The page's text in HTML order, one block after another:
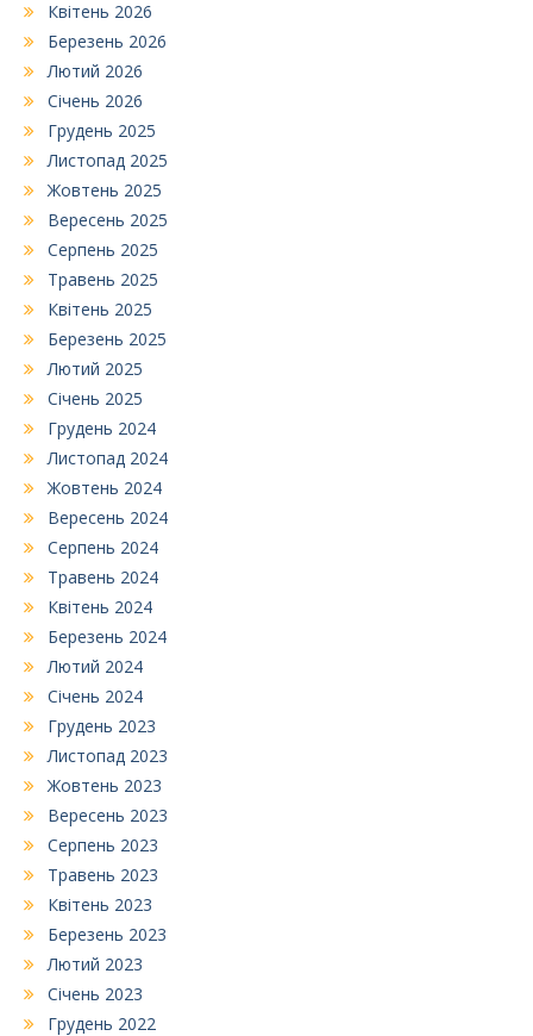
Квітень 2026
Березень 2026
Лютий 2026
Січень 2026
Грудень 2025
Листопад 2025
Жовтень 2025
Вересень 2025
Серпень 2025
Травень 2025
Квітень 2025
Березень 2025
Лютий 2025
Січень 2025
Грудень 2024
Листопад 2024
Жовтень 2024
Вересень 2024
Серпень 2024
Травень 2024
Квітень 2024
Березень 2024
Лютий 2024
Січень 2024
Грудень 2023
Листопад 2023
Жовтень 2023
Вересень 2023
Серпень 2023
Травень 2023
Квітень 2023
Березень 2023
Лютий 2023
Січень 2023
Грудень 2022